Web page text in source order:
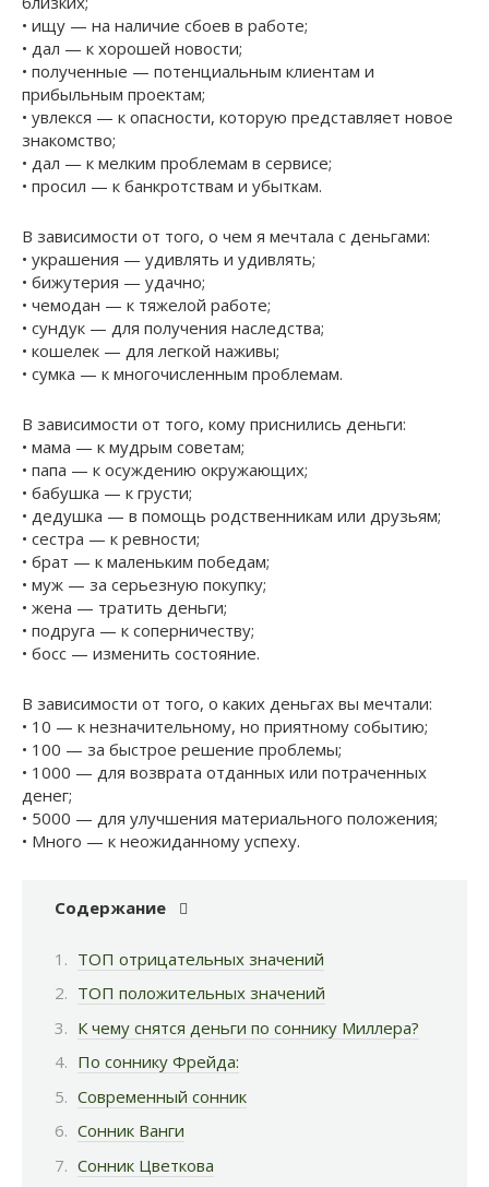
• ищу — на наличие сбоев в работе;
• дал — к хорошей новости;
• полученные — потенциальным клиентам и
прибыльным проектам;
• увлекся — к опасности, которую представляет новое
знакомство;
• дал — к мелким проблемам в сервисе;
• просил — к банкротствам и убыткам.
В зависимости от того, о чем я мечтала с деньгами:
• украшения — удивлять и удивлять;
• бижутерия — удачно;
• чемодан — к тяжелой работе;
• сундук — для получения наследства;
• кошелек — для легкой наживы;
• сумка — к многочисленным проблемам.
В зависимости от того, кому приснились деньги:
• мама — к мудрым советам;
• папа — к осуждению окружающих;
• бабушка — к грусти;
• дедушка — в помощь родственникам или друзьям;
• сестра — к ревности;
• брат — к маленьким победам;
• муж — за серьезную покупку;
• жена — тратить деньги;
• подруга — к соперничеству;
• босс — изменить состояние.
В зависимости от того, о каких деньгах вы мечтали:
• 10 — к незначительному, но приятному событию;
• 100 — за быстрое решение проблемы;
• 1000 — для возврата отданных или потраченных
денег;
• 5000 — для улучшения материального положения;
• Много — к неожиданному успеху.
Содержание
ТОП отрицательных значений
ТОП положительных значений
К чему снятся деньги по соннику Миллера?
По соннику Фрейда:
Современный сонник
Сонник Ванги
Сонник Цветкова